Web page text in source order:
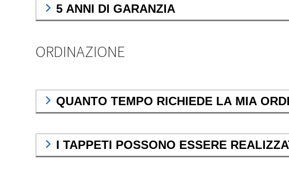
5 ANNI DI GARANZIA
ORDINAZIONE
QUANTO TEMPO RICHIEDE LA MIA
I TAPPETI POSSONO ESSERE